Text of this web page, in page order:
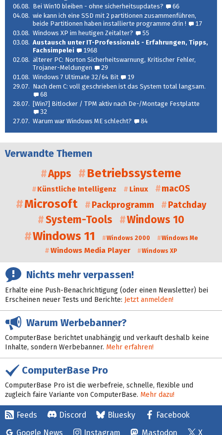
06.08. Bei Win10 bleiben - ohne sicherheitsupdates?
66
04.08. wie kann ich eine SSD mit 2 partitionen zusammenführen,
beide Partitionen haben installierte programme drin !
17
03.08. Windows XP im heutigen Zeitalter?
55
03.08. Austausch unter IT-Professionals - Erfahrungen, Tipps,
Fachsimpelei
1968
02.08. älterer PC: Norton Sicherheitswarnung, Kritischer Fehler,
Trojaner-Meldungen
29
01.08. Windows 7 Ultimate 32/64 Bit
19
29.07. Nach dem C: voll geschrieben ist das System total langsam.
68
28.07. [Win7] Bitlocker / TPM aktiv nach De-/Montage Festplatte
32
27.07. Warum war Windows ME schlecht? 84
Verwandte Themen
Apps Betriebssysteme
Künstliche Intelligenz Linux macOS
Microsoft Packprogramm Patchday
System-Tools Windows 10
Windows 11 Windows 2000 Windows Me
Windows Media Player Windows XP
Nichts mehr verpassen!
Erhalte eine Push-Benachrichtigung (oder einen Newsletter) bei
Erscheinen neuer Tests und Berichte: Jetzt anmelden!
Warum Werbebanner?
ComputerBase berichtet unabhängig und verkauft deshalb keine
Inhalte, sondern Werbebanner. Mehr erfahren!
ComputerBase Pro
ComputerBase Pro ist die werbefreie, schnelle, flexible und
zugleich faire Variante von ComputerBase. Mehr dazu!
Feeds Discord Bluesky
Facebook
Google News
Instagram Mastodon X